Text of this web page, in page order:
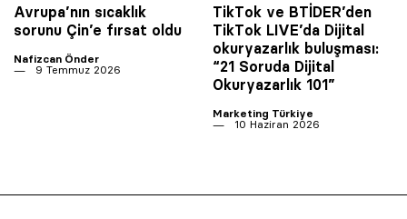
Avrupa’nın sıcaklık
sorunu Çin’e fırsat oldu
Nafizcan Önder
9 Temmuz 2026
TikTok ve BTİDER’den
TikTok LIVE’da Dijital
okuryazarlık buluşması:
“21 Soruda Dijital
Okuryazarlık 101”
Marketing Türkiye
10 Haziran 2026